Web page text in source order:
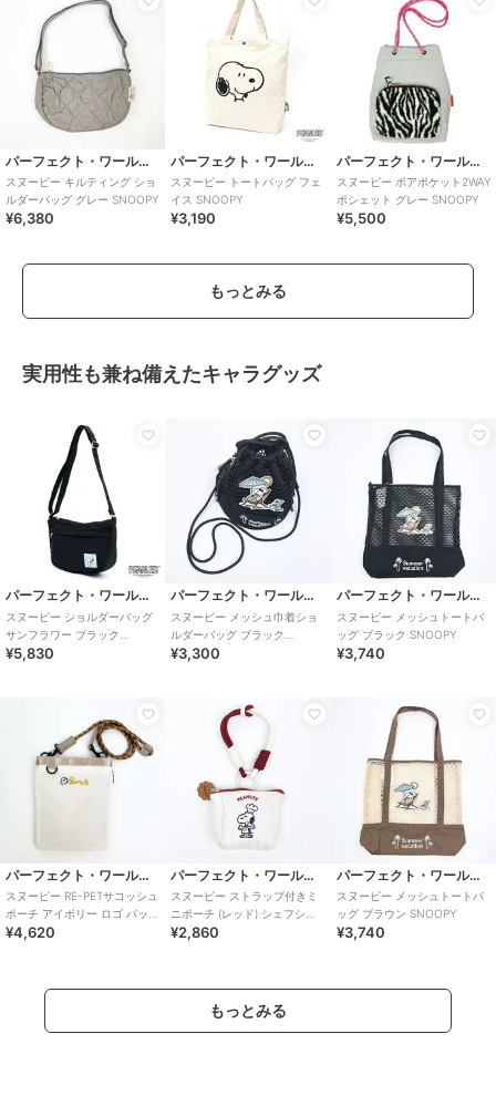
パーフェクト・ワールド・トーキョー
スヌーピー キルティング ショ
ルダーバッグ グレー SNOOPY
¥6,380
パーフェクト・ワールド・トーキョー
スヌーピー トートバッグ フェ
イス SNOOPY
¥3,190
パーフェクト・ワールド・トーキョー
スヌーピー ボアポケット2WAY
ポシェット グレー SNOOPY
¥5,500
もっとみる
実用性も兼ね備えたキャラグッズ
パーフェクト・ワールド・トーキョー
スヌーピー ショルダーバッグ
サンフラワー ブラック
SNOOPY
¥5,830
パーフェクト・ワールド・トーキョー
スヌーピー メッシュ巾着ショ
ルダーバッグ ブラック
SNOOPY
¥3,300
パーフェクト・ワールド・トーキョー
スヌーピー メッシュトートバ
ッグ ブラック SNOOPY
¥3,740
パーフェクト・ワールド・トーキョー
スヌーピー RE-PETサコッシュ
ポーチ アイボリー ロゴ バッグ
ポシェット
¥4,620
パーフェクト・ワールド・トーキョー
スヌーピー ストラップ付きミ
ニポーチ (レッド) シェフシリ
ーズ SNOOPY
¥2,860
パーフェクト・ワールド・トーキョー
スヌーピー メッシュトートバ
ッグ ブラウン SNOOPY
¥3,740
もっとみる